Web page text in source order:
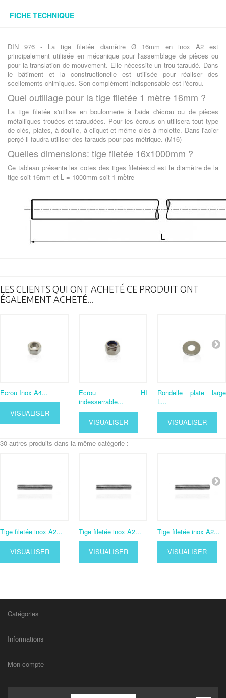
FICHE TECHNIQUE
DIN 976 - La tige filetée diamètre Ø 16mm en inox A2 est
principalement utilisée en mécanique pour l'assemblage de pièces ou
pour la translation de mouvement. Elle nécessite un trou taraudé. Dans
le bâtiment et la constructionelle est utilisée pour réaliser des
scellements chimiques. Son complément indispensable est l'écrou.
Quel outillage pour la tige filetée 1 mètre 16mm ?
La tige filetée s'utilise en boulonnerie à l'aide d'écrou ou de pièces
métalliques trouées et taraudées. Pour les écrous on utilisera tout type
de clés, plates, à douille, à cliquet et même clés à molette. Dans l'acier
perçé il faudra utiliser des tarauds pour pas métrique. (M16)
Quelles dimensions: tige filetée 16x1000mm ?
Ce tableau présente les cotes des tiges filetées:d est le diamètre de la
tige soit 16mm et L = 1000mm soit 1 mètre
LES CLIENTS QUI ONT ACHETÉ CE PRODUIT ONT
ÉGALEMENT ACHETÉ...
Ecrou Inox A4...
VISUALISER
Ecrou HI
indesserrable...
VISUALISER
Rondelle plate large
L...
VISUALISER
30 autres produits dans la même catégorie :
Tige filetée inox A2...
VISUALISER
Tige filetée inox A2...
VISUALISER
Tige filetée inox A2...
VISUALISER
Catégories
Informations
Mon compte